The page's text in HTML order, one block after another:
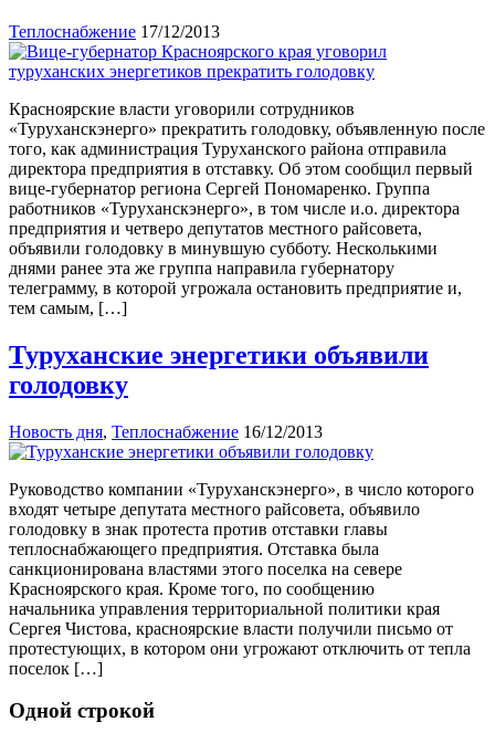
Теплоснабжение 17/12/2013
Красноярские власти уговорили сотрудников
«Туруханскэнерго» прекратить голодовку, объявленную после
того, как администрация Туруханского района отправила
директора предприятия в отставку. Об этом сообщил первый
вице-губернатор региона Сергей Пономаренко. Группа
работников «Туруханскэнерго», в том числе и.о. директора
предприятия и четверо депутатов местного райсовета,
объявили голодовку в минувшую субботу. Несколькими
днями ранее эта же группа направила губернатору
телеграмму, в которой угрожала остановить предприятие и,
тем самым, […]
Туруханские энергетики объявили
голодовку
Новость дня, Теплоснабжение 16/12/2013
Руководство компании «Туруханскэнерго», в число которого
входят четыре депутата местного райсовета, объявило
голодовку в знак протеста против отставки главы
теплоснабжающего предприятия. Отставка была
санкционирована властями этого поселка на севере
Красноярского края. Кроме того, по сообщению
начальника управления территориальной политики края
Сергея Чистова, красноярские власти получили письмо от
протестующих, в котором они угрожают отключить от тепла
поселок […]
Одной строкой